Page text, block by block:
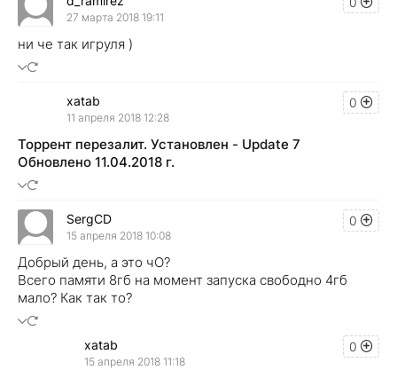
27 марта 2018 19:11
ни че так игруля )
0
xatab
11 апреля 2018 12:28
Торрент перезалит. Установлен - Update 7
Обновлено 11.04.2018 г.
0
SergCD
15 апреля 2018 10:08
Добрый день, а это чО?
Всего памяти 8гб на момент запуска свободно 4гб
мало? Как так то?
0
xatab
15 апреля 2018 11:18